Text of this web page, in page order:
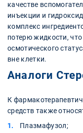
качестве
инъекции и
комплекс
потерю жидкости,
осмотического
вне клетки.
Аналоги
К
средств также
Плазмафузол;